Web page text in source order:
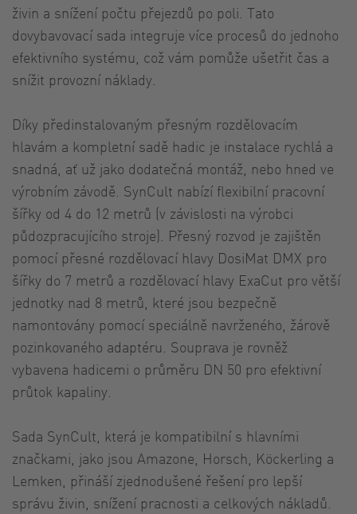
živin a snížení počtu přejezdů po poli. Tato
dovybavovací sada integruje více procesů do jednoho
efektivního systému, což vám pomůže ušetřit čas a
snížit provozní náklady.
Díky předinstalovaným přesným rozdělovacím
hlavám a kompletní sadě hadic je instalace rychlá a
snadná, ať už jako dodatečná montáž, nebo hned ve
výrobním závodě. SynCult nabízí flexibilní pracovní
šířky od 4 do 12 metrů (v závislosti na výrobci
půdozpracujícího stroje). Přesný rozvod je zajištěn
pomocí přesné rozdělovací hlavy DosiMat DMX pro
šířky do 7 metrů a rozdělovací hlavy ExaCut pro větší
jednotky nad 8 metrů, které jsou bezpečně
namontovány pomocí speciálně navrženého, žárově
pozinkovaného adaptéru. Souprava je rovněž
vybavena hadicemi o průměru DN 50 pro efektivní
průtok kapaliny.
Sada SynCult, která je kompatibilní s hlavními
značkami, jako jsou Amazone, Horsch, Köckerling a
Lemken, přináší zjednodušené řešení pro lepší
správu živin, snížení pracnosti a celkových nákladů.